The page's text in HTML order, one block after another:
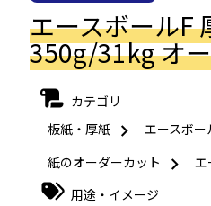
エースボールF
350g/31kg オ
カテゴリ
板紙・厚紙
エースボー
紙のオーダーカット
エ
用途・イメージ